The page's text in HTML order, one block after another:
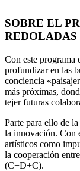
SOBRE EL
REDOLADAS
Con este
profundizar en las
conciencia
más próximas,
tejer futuras
Parte para ello de
la innovación. Con
artísticos como
la cooperación
(C+D+C).